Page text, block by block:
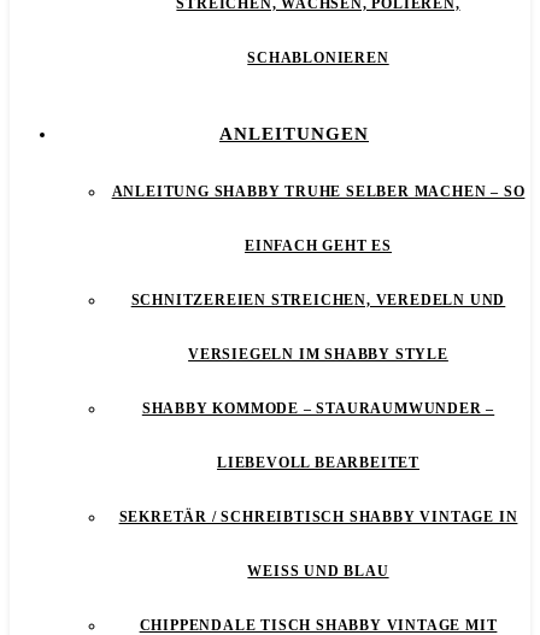
STREICHEN, WACHSEN, POLIEREN,
SCHABLONIEREN
ANLEITUNGEN
ANLEITUNG SHABBY TRUHE SELBER MACHEN – SO
EINFACH GEHT ES
SCHNITZEREIEN STREICHEN, VEREDELN UND
VERSIEGELN IM SHABBY STYLE
SHABBY KOMMODE – STAURAUMWUNDER –
LIEBEVOLL BEARBEITET
SEKRETÄR / SCHREIBTISCH SHABBY VINTAGE IN
WEISS UND BLAU
CHIPPENDALE TISCH SHABBY VINTAGE MIT